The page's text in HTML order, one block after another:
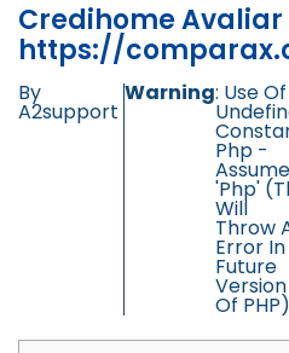
Credihome Avaliar
https://
By
A2support
Warning: Use Of
Php -
'php'
Will
Throw
Error In
Future
Version
Of